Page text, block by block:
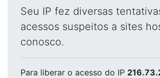
Seu IP fez diversas
acessos suspeitos a sites
conosco.
Para liberar o acesso do IP